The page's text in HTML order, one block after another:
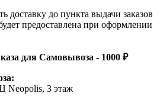
доставку до пункта выдачи заказов
предоставлена при оформлении
для Самовывоза - 1000 ₽
Neopolis, 3 этаж